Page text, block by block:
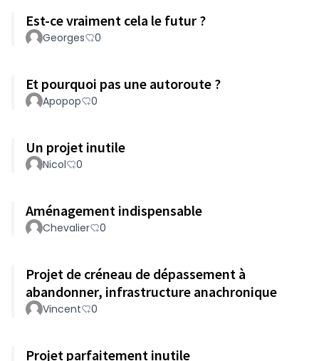
Est-ce vraiment cela le futur ?
Georges 0
Et pourquoi pas une autoroute ?
Apopop 0
Un projet inutile
Nicol 0
Aménagement indispensable
Chevalier 0
Projet de créneau de dépassement à
abandonner, infrastructure anachronique
Vincent 0
Projet parfaitement inutile